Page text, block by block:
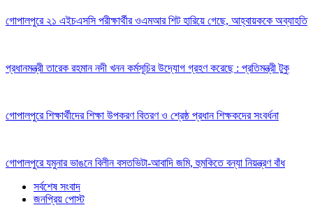
গোপালপুরে ২১ এইচএসসি পরীক্ষার্থীর ওএমআর শিট হারিয়ে গেছে, আহ্বায়ককে অব্যাহতি
প্রধানমন্ত্রী তারেক রহমান নদী খনন কর্মসূচির উদ্যোগ গ্রহণ করেছে : প্রতিমন্ত্রী টুকু
গোপালপুরে শিক্ষার্থীদের শিক্ষা উপকরণ বিতরণ ও শ্রেষ্ঠ প্রধান শিক্ষকদের সংবর্ধনা
গোপালপুরে যমুনার ভাঙনে বিলীন বসতভিটা-আবাদি জমি, হুমকিতে বন্যা নিয়ন্ত্রণ বাঁধ
সর্বশেষ সংবাদ
জনপ্রিয় পোস্ট